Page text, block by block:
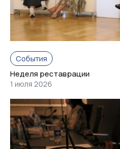
События
Неделя реставрации
1 июля 2026